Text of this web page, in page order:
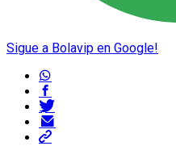
Sigue a Bolavip en Google!